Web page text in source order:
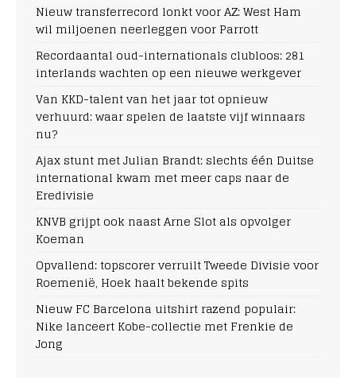
Nieuw transferrecord lonkt voor AZ: West Ham
wil miljoenen neerleggen voor Parrott
Recordaantal oud-internationals clubloos: 281
interlands wachten op een nieuwe werkgever
Van KKD-talent van het jaar tot opnieuw
verhuurd: waar spelen de laatste vijf winnaars
nu?
Ajax stunt met Julian Brandt: slechts één Duitse
international kwam met meer caps naar de
Eredivisie
KNVB grijpt ook naast Arne Slot als opvolger
Koeman
Opvallend: topscorer verruilt Tweede Divisie voor
Roemenië, Hoek haalt bekende spits
Nieuw FC Barcelona uitshirt razend populair:
Nike lanceert Kobe-collectie met Frenkie de
Jong